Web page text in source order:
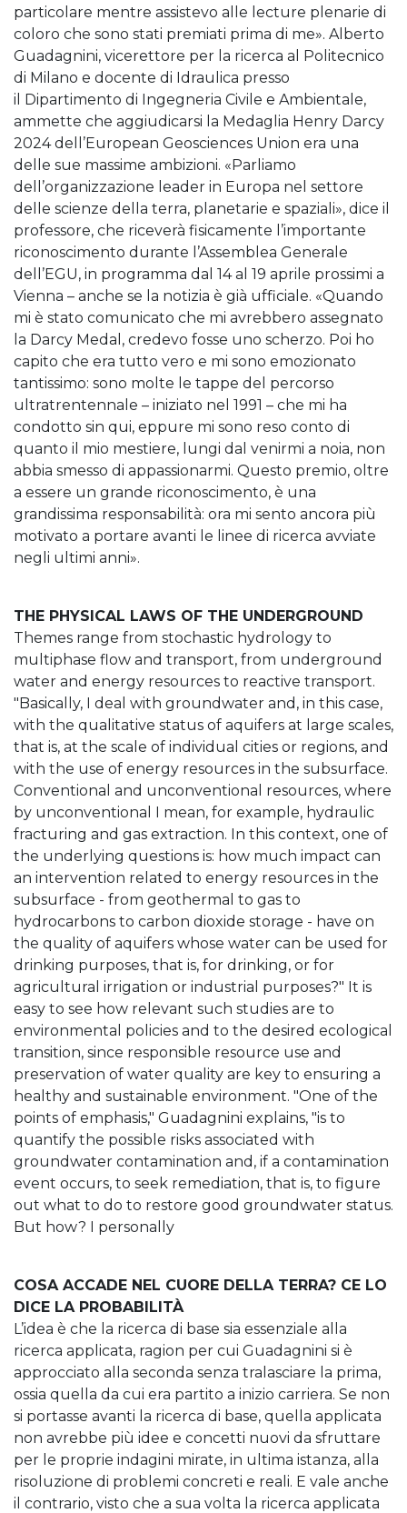
particolare mentre assistevo alle lecture plenarie di
coloro che sono stati premiati prima di me». Alberto
Guadagnini, vicerettore per la ricerca al Politecnico
di Milano e docente di Idraulica presso
il Dipartimento di Ingegneria Civile e Ambientale,
ammette che aggiudicarsi la Medaglia Henry Darcy
2024 dell’European Geosciences Union era una
delle sue massime ambizioni. «Parliamo
dell’organizzazione leader in Europa nel settore
delle scienze della terra, planetarie e spaziali», dice il
professore, che riceverà fisicamente l’importante
riconoscimento durante l’Assemblea Generale
dell’EGU, in programma dal 14 al 19 aprile prossimi a
Vienna – anche se la notizia è già ufficiale. «Quando
mi è stato comunicato che mi avrebbero assegnato
la Darcy Medal, credevo fosse uno scherzo. Poi ho
capito che era tutto vero e mi sono emozionato
tantissimo: sono molte le tappe del percorso
ultratrentennale – iniziato nel 1991 – che mi ha
condotto sin qui, eppure mi sono reso conto di
quanto il mio mestiere, lungi dal venirmi a noia, non
abbia smesso di appassionarmi. Questo premio, oltre
a essere un grande riconoscimento, è una
grandissima responsabilità: ora mi sento ancora più
motivato a portare avanti le linee di ricerca avviate
negli ultimi anni».
THE PHYSICAL LAWS OF THE UNDERGROUND
Themes range from stochastic hydrology to
multiphase flow and transport, from underground
water and energy resources to reactive transport.
"Basically, I deal with groundwater and, in this case,
with the qualitative status of aquifers at large scales,
that is, at the scale of individual cities or regions, and
with the use of energy resources in the subsurface.
Conventional and unconventional resources, where
by unconventional I mean, for example, hydraulic
fracturing and gas extraction. In this context, one of
the underlying questions is: how much impact can
an intervention related to energy resources in the
subsurface - from geothermal to gas to
hydrocarbons to carbon dioxide storage - have on
the quality of aquifers whose water can be used for
drinking purposes, that is, for drinking, or for
agricultural irrigation or industrial purposes?" It is
easy to see how relevant such studies are to
environmental policies and to the desired ecological
transition, since responsible resource use and
preservation of water quality are key to ensuring a
healthy and sustainable environment. "One of the
points of emphasis," Guadagnini explains, "is to
quantify the possible risks associated with
groundwater contamination and, if a contamination
event occurs, to seek remediation, that is, to figure
out what to do to restore good groundwater status.
But how? I personally
COSA ACCADE NEL CUORE DELLA TERRA? CE LO
DICE LA PROBABILITÀ
L’idea è che la ricerca di base sia essenziale alla
ricerca applicata, ragion per cui Guadagnini si è
approcciato alla seconda senza tralasciare la prima,
ossia quella da cui era partito a inizio carriera. Se non
si portasse avanti la ricerca di base, quella applicata
non avrebbe più idee e concetti nuovi da sfruttare
per le proprie indagini mirate, in ultima istanza, alla
risoluzione di problemi concreti e reali. E vale anche
il contrario, visto che a sua volta la ricerca applicata